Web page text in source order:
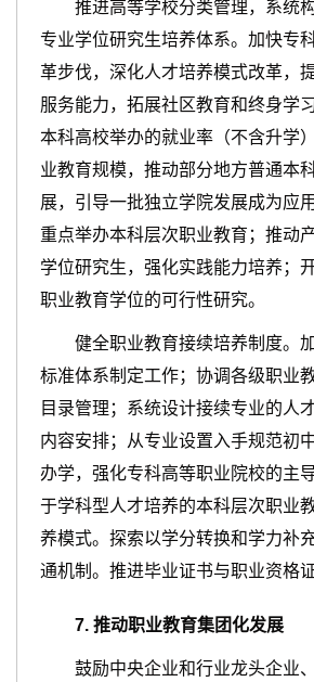
推进高等学校分类管理，系统
专业学位研究生培养体系。加快专
革步伐，深化人才培养模式改革，
服务能力，拓展社区教育和终身学
本科高校举办的就业率（不含升学
业教育规模，推动部分地方普通本
展，引导一批独立学院发展成为应
重点举办本科层次职业教育；推动
学位研究生，强化实践能力培养；
职业教育学位的可行性研究。
健全职业教育接续培养制度。
标准体系制定工作；协调各级职业
目录管理；系统设计接续专业的人
内容安排；从专业设置入手规范初
办学，强化专科高等职业院校的主
于学科型人才培养的本科层次职业
养模式。探索以学分转换和学力补
通机制。推进毕业证书与职业资格
7. 推动职业教育集团化发展
鼓励中央企业和行业龙头企业